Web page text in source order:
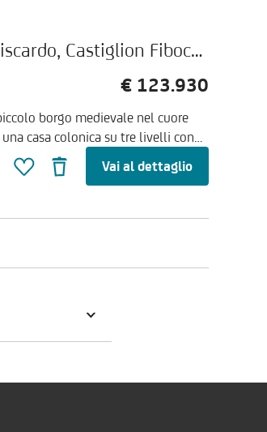
Casa colonica con annesso, Frazione Gello Biscardo, Castiglion Fibocchi
€ 123.930
borgo medievale nel cuore
casa colonica su tre livelli con
totale di 170 mq. circa. La
la quiete della campagna
Vai al dettaglio